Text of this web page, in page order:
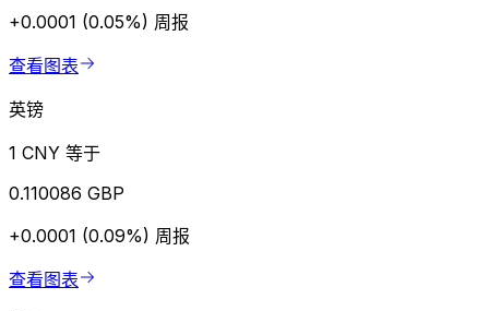
+0.0001 (0.05%) 周报
查看图表
英镑
1 CNY 等于
0.110086 GBP
+0.0001 (0.09%) 周报
查看图表